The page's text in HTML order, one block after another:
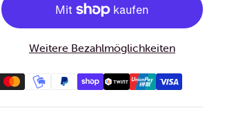
Weitere Bezahlmöglichkeiten